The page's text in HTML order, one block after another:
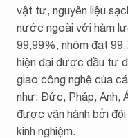
vật tư, nguyên liệu
nước ngoài với hàm
99,99%, nhôm đạt
hiện đại được đầu tư
giao công nghệ của
như: Đức, Pháp, Anh,
được vận hành bởi
kinh nghiệm.